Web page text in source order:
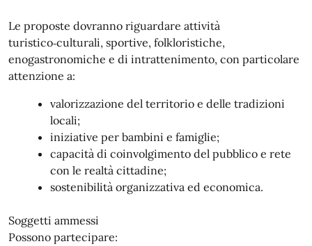
Le proposte dovranno riguardare attività
turistico‑culturali, sportive, folkloristiche,
enogastronomiche e di intrattenimento, con particolare
attenzione a:
valorizzazione del territorio e delle tradizioni
locali;
iniziative per bambini e famiglie;
capacità di coinvolgimento del pubblico e rete
con le realtà cittadine;
sostenibilità organizzativa ed economica.
Soggetti ammessi
Possono partecipare: